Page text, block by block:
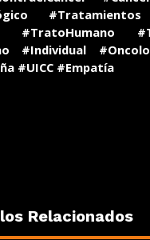
#Tratamientos
#TratoHumano
#Individual
#UICC #Empatía
Relacionados